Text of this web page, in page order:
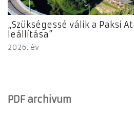
„Szükségessé válik a Paksi
leállítása”
2026. év
PDF archivum